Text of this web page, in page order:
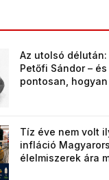
Az utolsó délután:
Petőfi Sándor –
pontosan,
Tíz éve nem volt
infláció
élelmiszerek ára